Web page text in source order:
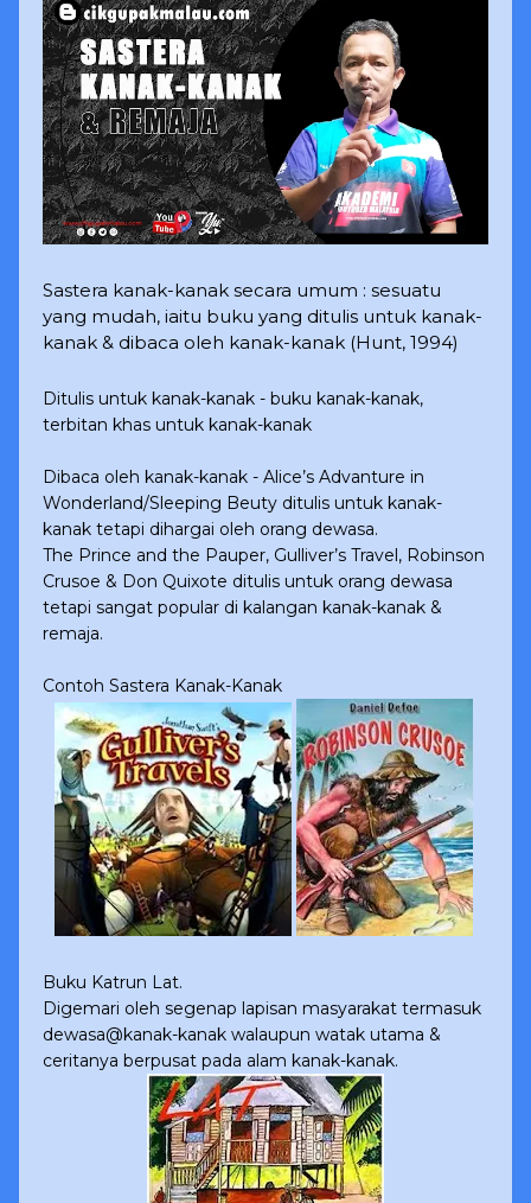
Sastera kanak-kanak secara umum : sesuatu
yang mudah, iaitu buku yang ditulis untuk kanak-
kanak & dibaca oleh kanak-kanak (Hunt, 1994)
Ditulis untuk kanak-kanak - buku kanak-kanak,
terbitan khas untuk kanak-kanak
Dibaca oleh kanak-kanak - Alice’s Advanture in
Wonderland/Sleeping Beuty ditulis untuk kanak-
kanak tetapi dihargai oleh orang dewasa.
The Prince and the Pauper, Gulliver’s Travel, Robinson
Crusoe & Don Quixote ditulis untuk orang dewasa
tetapi sangat popular di kalangan kanak-kanak &
remaja.
Contoh Sastera Kanak-Kanak
Buku Katrun Lat.
Digemari oleh segenap lapisan masyarakat termasuk
dewasa@kanak-kanak walaupun watak utama &
ceritanya berpusat pada alam kanak-kanak.